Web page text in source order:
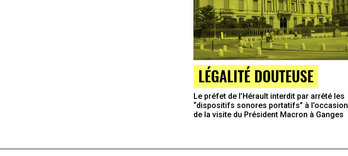
LÉGALITÉ DOUTEUSE
Le préfet de l’Hérault interdit par arrêté les
“dispositifs sonores portatifs” à l’occasion
de la visite du Président Macron à Ganges